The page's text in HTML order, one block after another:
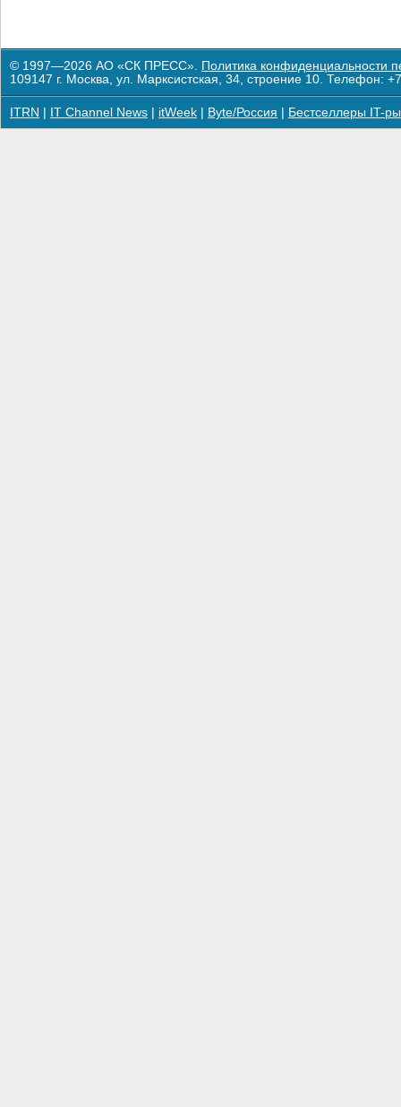
© 1997—2026 АО «СК ПРЕСС». Политика конфиденциальности
109147 г. Москва, ул. Марксистская, 34, строение 10. Телефон:
ITRN IT Channel News itWeek Byte/Россия Бестселлеры IT-